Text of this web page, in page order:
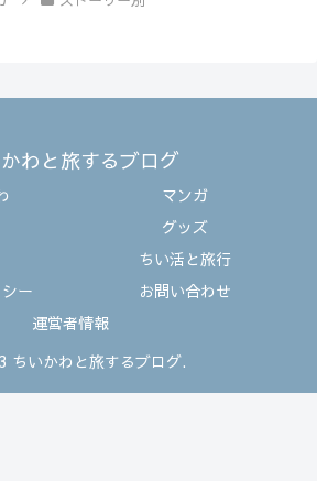
わと旅するブログ
マンガ
グッズ
ちい活と旅行
ー
お問い合わせ
運営者情報
ちいかわと旅するブログ.